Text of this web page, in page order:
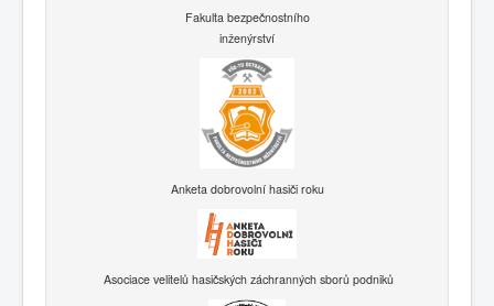
Fakulta bezpečnostního
inženýrství
Anketa dobrovolní hasiči roku
Asociace velitelů hasičských záchranných sborů podniků